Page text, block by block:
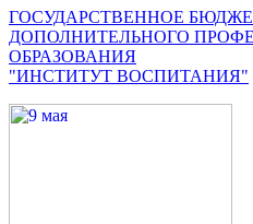
ГОСУДАРСТВЕННОЕ
ДОПОЛНИТЕЛЬНОГО
ОБРАЗОВАНИЯ
"ИНСТИТУТ ВОСПИТАНИЯ"